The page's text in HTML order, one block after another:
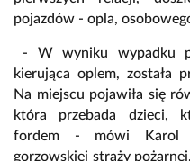
pojazdów - opla,
- W wyniku wypadku
kierująca oplem, została
Na miejscu pojawiła się
która przebada dzieci,
fordem - mówi Karol
gorzowskiej straży